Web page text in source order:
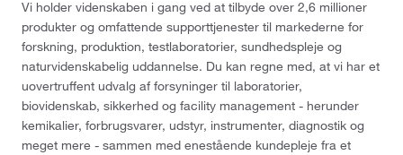
Vi holder videnskaben i gang ved at tilbyde over 2,6 millioner
produkter og omfattende supporttjenester til markederne for
forskning, produktion, testlaboratorier, sundhedspleje og
naturvidenskabelig uddannelse. Du kan regne med, at vi har et
uovertruffent udvalg af forsyninger til laboratorier,
biovidenskab, sikkerhed og facility management - herunder
kemikalier, forbrugsvarer, udstyr, instrumenter, diagnostik og
meget mere - sammen med enestående kundepleje fra et